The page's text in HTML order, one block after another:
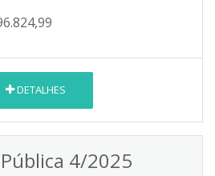
DETALHES
4/2025